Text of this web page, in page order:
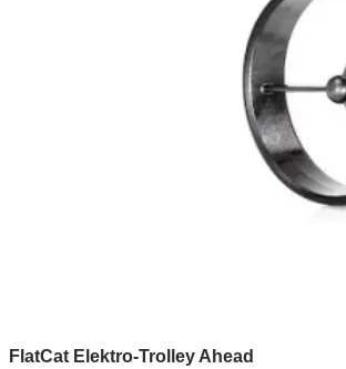
FlatCat Elektro-Trolley Ahead